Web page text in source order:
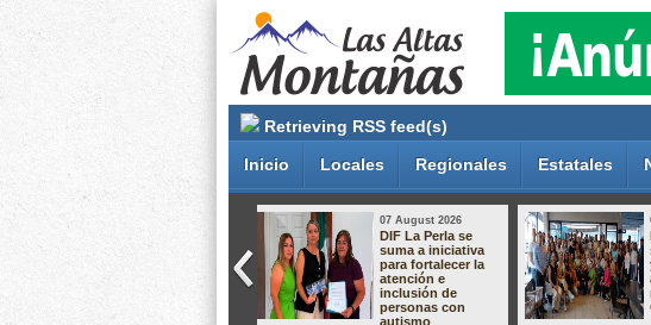
Retrieving RSS feed(s)
Inicio Locales Regionales Estatales
su riqueza turística
06 August 2026
Solicitan esclarecer
clausura de obra
en Ixhuatlancillo;
familia acusa
cambios de criterio
tras resolución
legal